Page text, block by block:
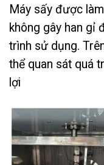
Máy sấy được
không gây han gỉ
trình sử dụng.
thể quan sát quá
lợi